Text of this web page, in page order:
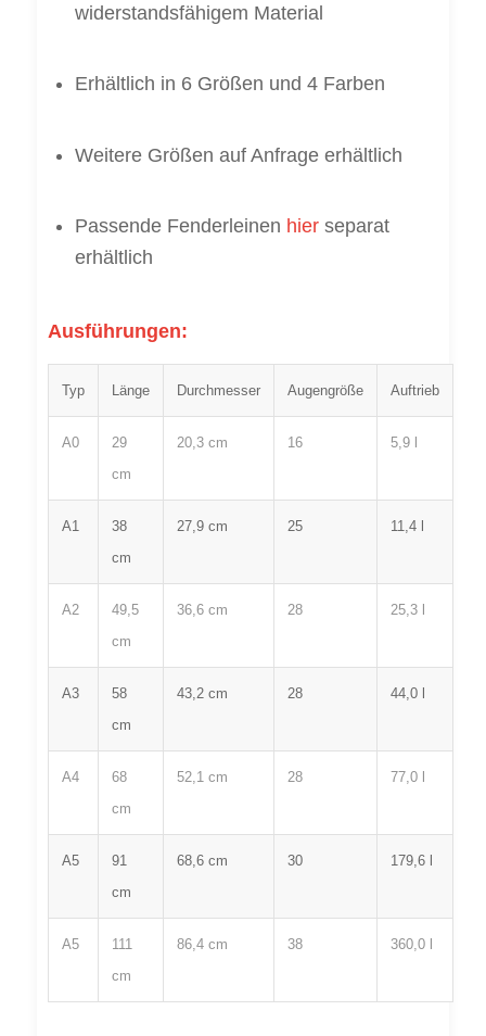
widerstandsfähigem Material
Erhältlich in 6 Größen und 4 Farben
Weitere Größen auf Anfrage erhältlich
Passende Fenderleinen hierseparat
erhältlich
Ausführungen:
Typ Länge Durchmesser Augengröße Auftrieb
A0
29
cm
20,3 cm 16 5,9 l
A1
38
cm
27,9 cm 25 11,4 l
A2
49,5
cm
36,6 cm 28 25,3 l
A3
58
cm
43,2 cm 28 44,0 l
A4
68
cm
52,1 cm 28 77,0 l
A5
91
cm
68,6 cm 30 179,6 l
A5
111
cm
86,4 cm 38 360,0 l